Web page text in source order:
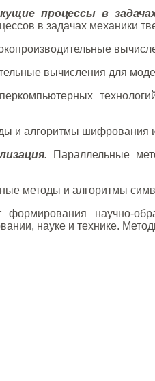
процессы в
в задачах механики
вычисления для
и алгоритмы шифрования
Параллельные
методы и алгоритмы
научно-
науке и технике.